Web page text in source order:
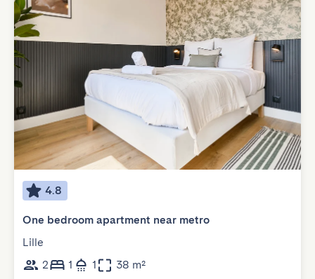
4.8
One bedroom apartment near metro
Lille
2
1 1 38 m²